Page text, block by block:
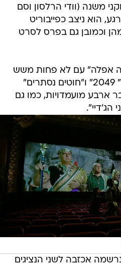
משנה (וודי הרלסון וסם
הוא ניצב כפייבוריט
וכמובן גם בפרס לסרט
אפלה" עם לא פחות משש
מועמדויות, ו"בלייד ראנר" 2049" ו"חוטים נסתרים"
ארבע מועמדויות, כמו גם
הג'דיי".
אכזבה לשני הנציגים